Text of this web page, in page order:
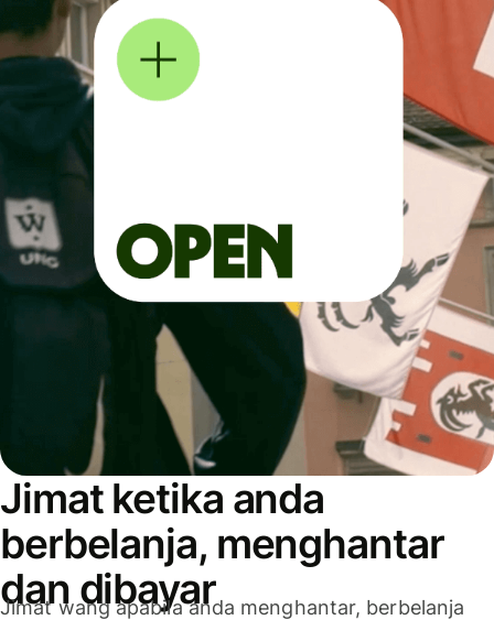
Jimat ketika anda
berbelanja, menghantar
dan dibayar
Jimat wang apabila anda menghantar, berbelanja